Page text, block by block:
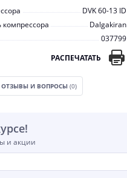
DVK 60-13 ID
Dalgakiran
037799
РАСПЕЧАТАТЬ
ОТЗЫВЫ И ВОПРОСЫ (0)
и акции